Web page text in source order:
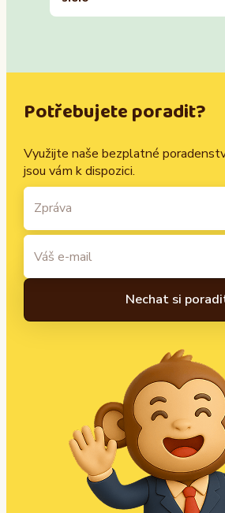
Potřebujete poradit?
Využijte naše bezplatné
jsou vám k dispozici.